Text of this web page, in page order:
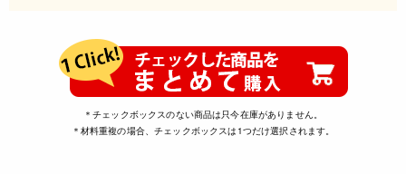
＊チェックボックスのない商品は只今在庫がありません。
＊材料重複の場合、チェックボックスは1つだけ選択されます。